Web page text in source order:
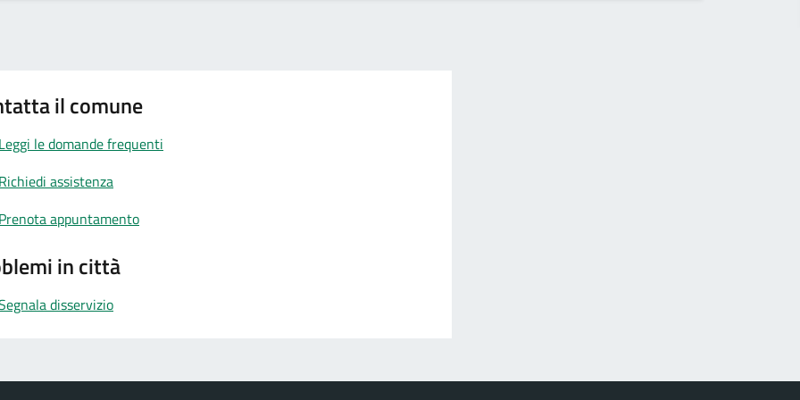
il comune
Leggi le domande frequenti
Richiedi assistenza
Prenota appuntamento
in città
disservizio